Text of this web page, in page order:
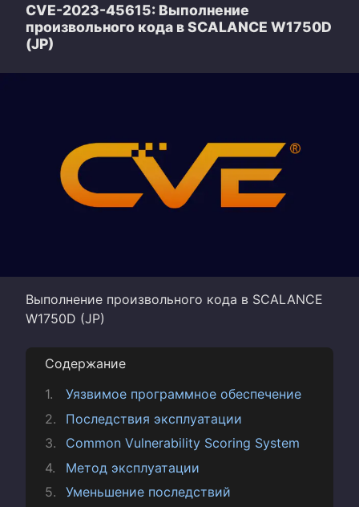
CVE-2023-45615: Выполнение
произвольного кода в SCALANCE W1750D
(JP)
Выполнение произвольного кода в SCALANCE
W1750D (JP)
Содержание
Уязвимое программное обеспечение
Последствия эксплуатации
Common Vulnerability Scoring System
Метод эксплуатации
Уменьшение последствий